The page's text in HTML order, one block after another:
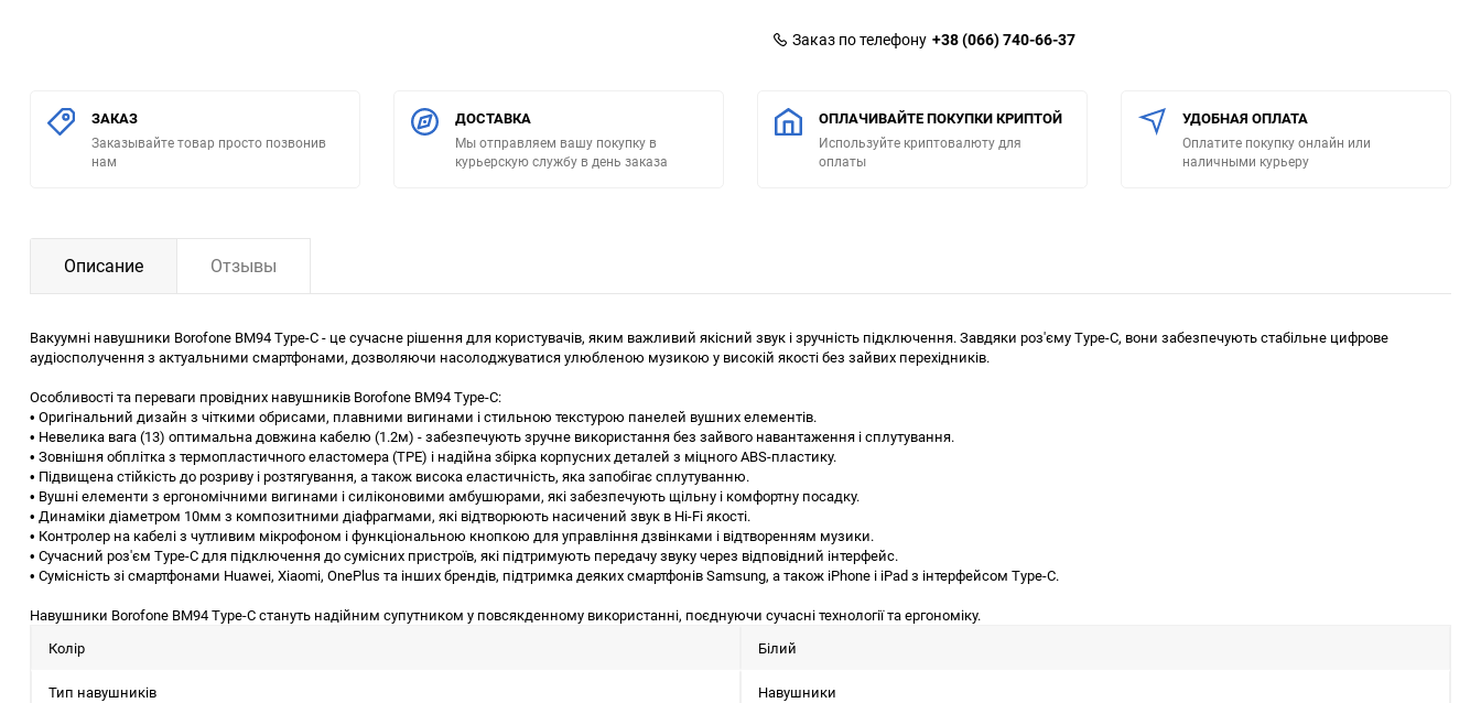
Заказ по телефону +38 (066) 740-66-37
ЗАКАЗ
Заказывайте товар просто позвонив
нам
ДОСТАВКА
Мы отправляем вашу покупку в
курьерскую службу в день заказа
ОПЛАЧИВАЙТЕ ПОКУПКИ КРИПТОЙ
Используйте криптовалюту для
оплаты
УДОБНАЯ ОПЛАТА
Оплатите покупку онлайн или
наличными курьеру
Описание Отзывы
Вакуумні навушники Borofone BM94 Type-C - це сучасне рішення для користувачів, яким важливий якісний звук і зручність підключення. Завдяки роз'єму Type-C, вони забезпечують стабільне цифрове
аудіосполучення з актуальними смартфонами, дозволяючи насолоджуватися улюбленою музикою у високій якості без зайвих перехідників.
Особливості та переваги провідних навушників Borofone BM94 Type-C:
• Оригінальний дизайн з чіткими обрисами, плавними вигинами і стильною текстурою панелей вушних елементів.
• Невелика вага (13) оптимальна довжина кабелю (1.2м) - забезпечують зручне використання без зайвого навантаження і сплутування.
• Зовнішня обплітка з термопластичного еластомера (TPE) і надійна збірка корпусних деталей з міцного ABS-пластику.
• Підвищена стійкість до розриву і розтягування, а також висока еластичність, яка запобігає сплутуванню.
• Вушні елементи з ергономічними вигинами і силіконовими амбушюрами, які забезпечують щільну і комфортну посадку.
• Динаміки діаметром 10мм з композитними діафрагмами, які відтворюють насичений звук в Hi-Fi якості.
• Контролер на кабелі з чутливим мікрофоном і функціональною кнопкою для управління дзвінками і відтворенням музики.
• Сучасний роз'єм Type-C для підключення до сумісних пристроїв, які підтримують передачу звуку через відповідний інтерфейс.
• Сумісність зі смартфонами Huawei, Xiaomi, OnePlus та інших брендів, підтримка деяких смартфонів Samsung, а також iPhone і iPad з інтерфейсом Type-C.
Навушники Borofone BM94 Type-C стануть надійним супутником у повсякденному використанні, поєднуючи сучасні технології та ергономіку.
Колір
Білий
Тип навушників Навушники